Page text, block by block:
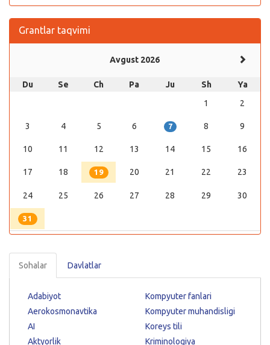
Grantlar taqvimi
Avgust 2026
Du Se Ch Pa Ju Sh
Ya
1
2
3 4 5 6 7 8 9
10 11 12 13 14 15 16
17 18 19 20 21 22 23
24 25 26 27 28 29 30
31
Sohalar Davlatlar
Adabiyot
Aerokosmonavtika
AI
Aktyorlik
Kompyuter fanlari
Kompyuter muhandisligi
Koreys tili
Kriminologiya